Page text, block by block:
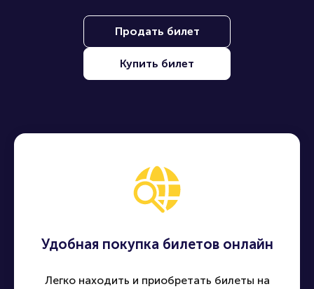
Продать билет
Купить билет
Удобная покупка билетов онлайн
Легко находить и приобретать билеты на